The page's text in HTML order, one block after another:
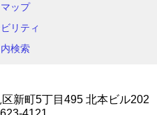
ップ
リティ
検索
新町5丁目495 北本ビル202